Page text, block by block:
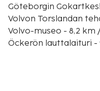
Göteborgin
Volvon Torslandan
Volvo-museo - 8,2 km
Öckerön lauttalaituri -